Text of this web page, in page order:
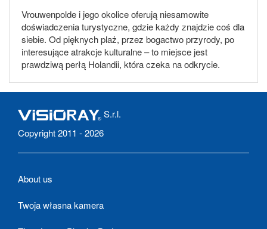
Vrouwenpolde i jego okolice oferują niesamowite
doświadczenia turystyczne, gdzie każdy znajdzie coś dla
siebie. Od pięknych plaż, przez bogactwo przyrody, po
interesujące atrakcje kulturalne – to miejsce jest
prawdziwą perłą Holandii, która czeka na odkrycie.
S.r.l.
Copyright 2011 - 2026
About us
Twoja własna kamera